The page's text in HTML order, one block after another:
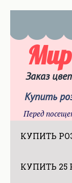
Заказ
Купить
Перед
КУПИТЬ
КУПИТЬ 25